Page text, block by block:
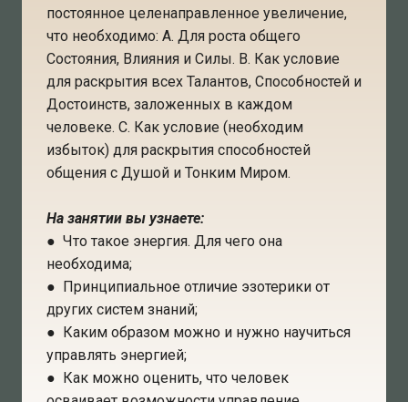
постоянное целенаправленное увеличение,
что необходимо: А. Для роста общего
Состояния, Влияния и Силы. В. Как условие
для раскрытия всех Талантов, Способностей и
Достоинств, заложенных в каждом
человеке. С. Как условие (необходим
избыток) для раскрытия способностей
общения с Душой и Тонким Миром.
На занятии вы узнаете:
● Что такое энергия. Для чего она
необходима;
● Принципиальное отличие эзотерики от
других систем знаний;
● Каким образом можно и нужно научиться
управлять энергией;
● Как можно оценить, что человек